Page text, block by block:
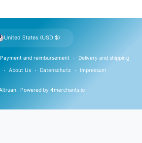
. Powered by 4merchants.io
Payment and reimbursement Delivery and shipping
About Us Datenschutz Impressum
United States (USD $)